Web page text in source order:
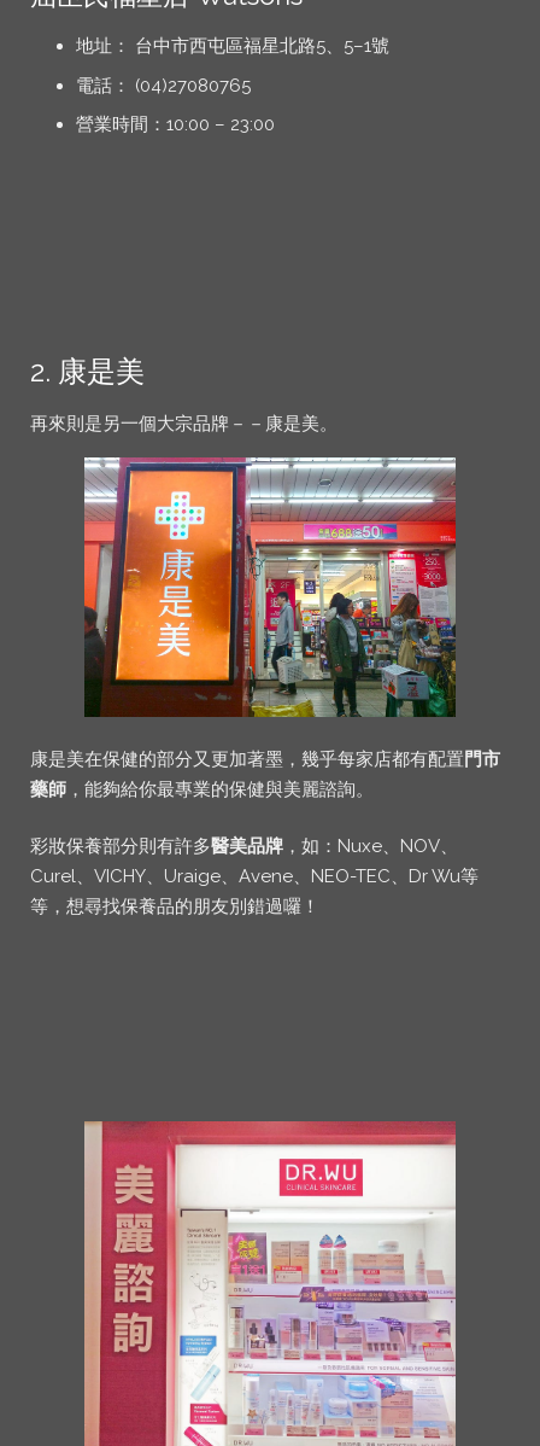
地址： 台中市西屯區福星北路5、5–1號
電話： (04)27080765
營業時間：10:00 – 23:00
2. 康是美
再來則是另一個大宗品牌－－康是美。
康是美在保健的部分又更加著墨，幾乎每家店都有配置 門市
藥師 ，能夠給你最專業的保健與美麗諮詢。
彩妝保養部分則有許多醫美品牌 ，如：Nuxe、NOV、
Curel、VICHY、Uraige、Avene、NEO-TEC、Dr Wu等
等，想尋找保養品的朋友別錯過囉！